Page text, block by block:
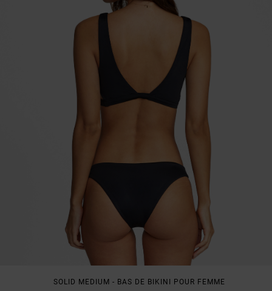
SOLID MEDIUM - BAS DE BIKINI POUR FEMME